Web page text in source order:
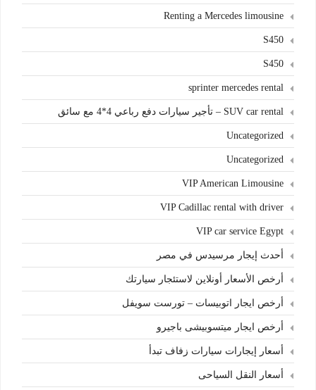
Renting a Mercedes limousine
S450
S450
sprinter mercedes rental
SUV car rental – تأجير سيارات دفع رباعي 4*4 مع سائق
Uncategorized
Uncategorized
VIP American Limousine
VIP Cadillac rental with driver
VIP car service Egypt
أحدث إيجار مرسيدس في مصر
أرخص الأسعار أونلاين لاستئجار سيارتك
أرخص ايجار اتوبيسات – تورست سويفل
أرخص ايجار ميتسوبيشى باجيرو
أسعار إيجارات سيارات زفاف تبدأ
أسعار النقل السياحى